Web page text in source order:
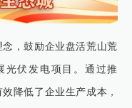
，鼓励企业盘活荒山荒
光伏发电项目。通过推
降低了企业生产成本，